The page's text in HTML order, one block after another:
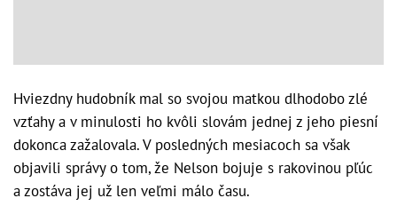
Hviezdny hudobník mal so svojou matkou dlhodobo zlé
vzťahy a v minulosti ho kvôli slovám jednej z jeho piesní
dokonca zažalovala. V posledných mesiacoch sa však
objavili správy o tom, že Nelson bojuje s rakovinou pľúc
a zostáva jej už len veľmi málo času.